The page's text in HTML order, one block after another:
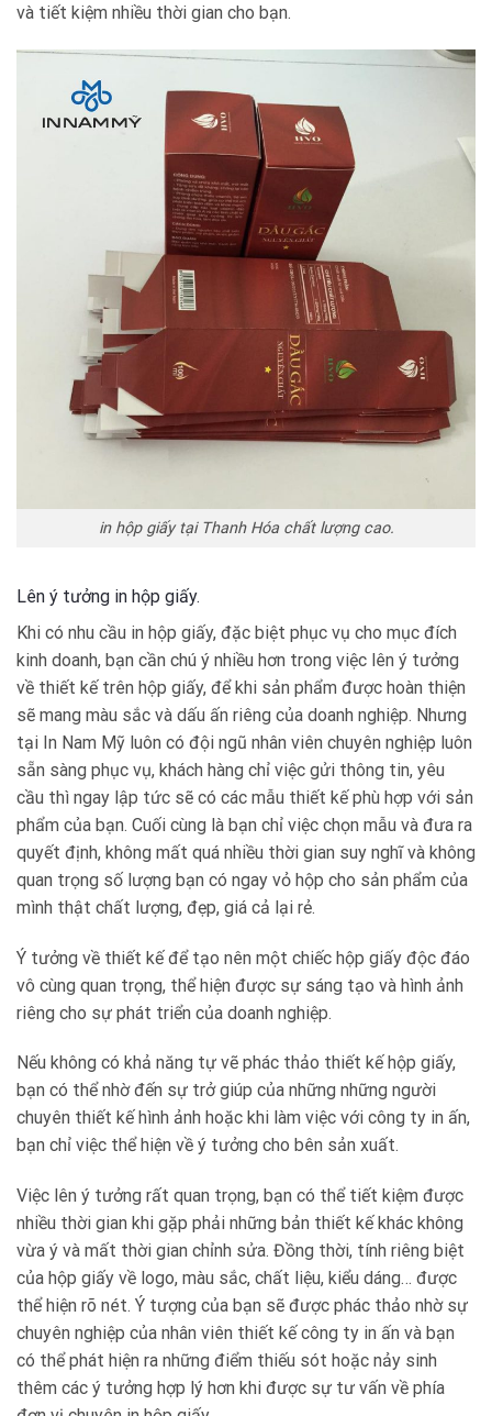
và tiết kiệm nhiều thời gian cho bạn.
in hộp giấy tại Thanh Hóa chất lượng cao.
Lên ý tưởng in hộp giấy.
Khi có nhu cầu in hộp giấy, đặc biệt phục vụ cho mục đích
kinh doanh, bạn cần chú ý nhiều hơn trong việc lên ý tưởng
về thiết kế trên hộp giấy, để khi sản phẩm được hoàn thiện
sẽ mang màu sắc và dấu ấn riêng của doanh nghiệp. Nhưng
tại In Nam Mỹ luôn có đội ngũ nhân viên chuyên nghiệp luôn
sẵn sàng phục vụ, khách hàng chỉ việc gửi thông tin, yêu
cầu thì ngay lập tức sẽ có các mẫu thiết kế phù hợp với sản
phẩm của bạn. Cuối cùng là bạn chỉ việc chọn mẫu và đưa ra
quyết định, không mất quá nhiều thời gian suy nghĩ và không
quan trọng số lượng bạn có ngay vỏ hộp cho sản phẩm của
mình thật chất lượng, đẹp, giá cả lại rẻ.
Ý tưởng về thiết kế để tạo nên một chiếc hộp giấy độc đáo
vô cùng quan trọng, thể hiện được sự sáng tạo và hình ảnh
riêng cho sự phát triển của doanh nghiệp.
Nếu không có khả năng tự vẽ phác thảo thiết kế hộp giấy,
bạn có thể nhờ đến sự trở giúp của những những người
chuyên thiết kế hình ảnh hoặc khi làm việc với công ty in ấn,
bạn chỉ việc thể hiện về ý tưởng cho bên sản xuất.
Việc lên ý tưởng rất quan trọng, bạn có thể tiết kiệm được
nhiều thời gian khi gặp phải những bản thiết kế khác không
vừa ý và mất thời gian chỉnh sửa. Đồng thời, tính riêng biệt
của hộp giấy về logo, màu sắc, chất liệu, kiểu dáng… được
thể hiện rõ nét. Ý tượng của bạn sẽ được phác thảo nhờ sự
chuyên nghiệp của nhân viên thiết kế công ty in ấn và bạn
có thể phát hiện ra những điểm thiếu sót hoặc nảy sinh
thêm các ý tưởng hợp lý hơn khi được sự tư vấn về phía